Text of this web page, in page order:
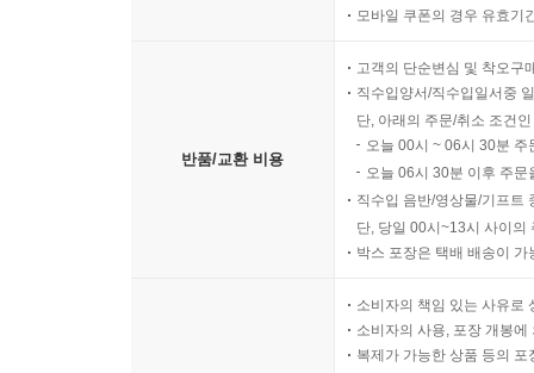
모바일 쿠폰의 경우 유효기
반품/교환 비용
고객의 단순변심 및 착오구
직수입양서/직수입일서중
단, 아래의 주문/취소 조건
오늘 00시 ~ 06시 30분
오늘 06시 30분 이후 주
직수입 음반/영상물/기프트
단, 당일 00시~13시 사이의
박스 포장은 택배 배송이
소비자의 책임 있는 사유로
소비자의 사용, 포장 개봉
복제가 가능한 상품 등의